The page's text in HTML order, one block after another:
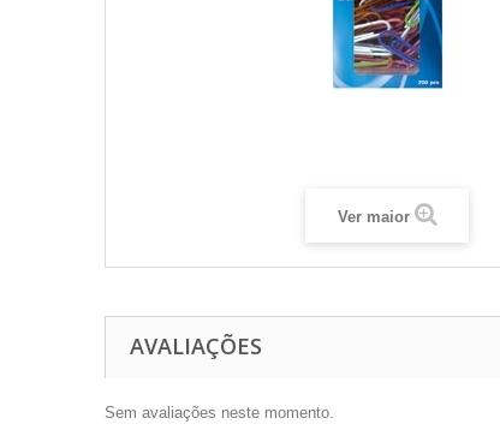
Ver maior
AVALIAÇÕES
Sem avaliações neste momento.